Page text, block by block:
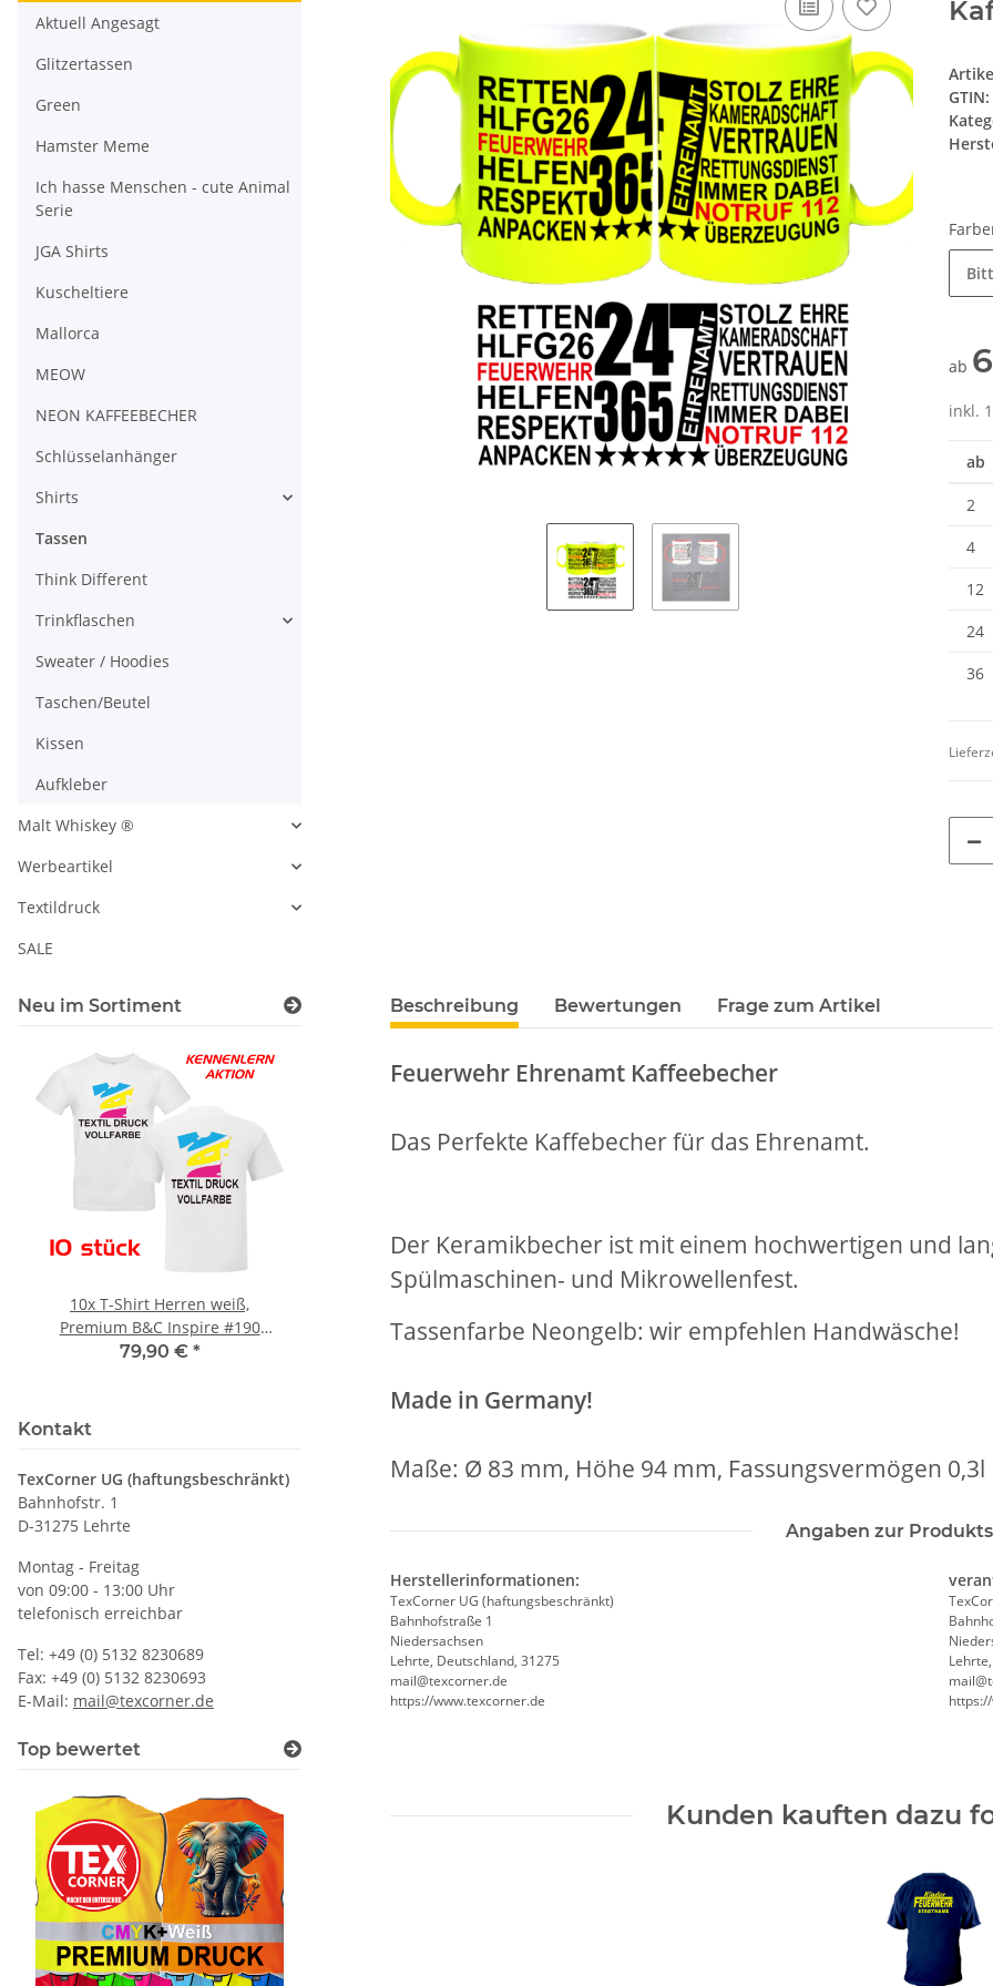
GTIN:
ab
inkl.
ab
2
4
12
24
36
Beschreibung Bewertungen Frage zum Artikel
Feuerwehr Ehrenamt Kaffeebecher
Das Perfekte Kaffebecher für das Ehrenamt.
Der Keramikbecher ist mit einem hochwertigen und
Spülmaschinen- und Mikrowellenfest.
Tassenfarbe Neongelb: wir empfehlen Handwäsche!
Made in Germany!
Maße: Ø 83 mm, Höhe 94 mm, Fassungsvermögen 0,3l
Angaben zur
Herstellerinformationen:
TexCorner UG (haftungsbeschränkt)
Bahnhofstraße 1
Niedersachsen
Lehrte, Deutschland, 31275
mail@texcorner.de
https://www.texcorner.de
Kunden kauften dazu
Aktuell Angesagt
Glitzertassen
Green
Hamster Meme
Ich hasse Menschen - cute Animal
Serie
JGA Shirts
Kuscheltiere
Mallorca
MEOW
NEON KAFFEEBECHER
Schlüsselanhänger
Shirts
Tassen
Think Different
Trinkflaschen
Sweater / Hoodies
Taschen/Beutel
Kissen
Aufkleber
Malt Whiskey ®
Werbeartikel
Textildruck
SALE
Neu im Sortiment
10x T-Shirt Herren weiß,
Premium B&C Inspire #190
Rundhals mit EINER
79,90 € *
Piktogramm Warnweste auch mit
farbig 1000ml inkl.
Wunschnamen
14,99 €
Premium
Kontakt
TexCorner UG (haftungsbeschränkt)
Bahnhofstr. 1
D-31275 Lehrte
Montag - Freitag
von 09:00 - 13:00 Uhr
telefonisch erreichbar
Tel: +49 (0) 5132 8230689
Fax: +49 (0) 5132 8230693
E-Mail: mail@texcorner.de
Top bewertet